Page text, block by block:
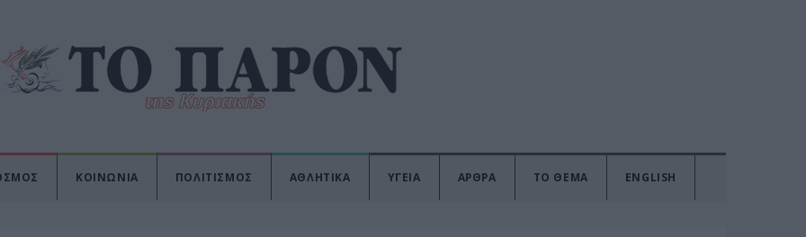
ΚΟΙΝΩΝΙΑ ΠΟΛΙΤΙΣΜΟΣ ΑΘΛΗΤΙΚΑ ΥΓΕΙΑ ΑΡΘΡΑ ΤΟ ΘΕΜΑ ENGLISH